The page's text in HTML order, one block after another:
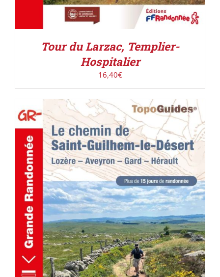
Tour du Larzac, Templier-
Hospitalier
16,40€
AJOUTER AU PANIER / DÉTAILS